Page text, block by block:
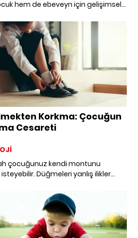
hem de ebeveyn için gelişimsel
yerini güvene, oyuna ve
bırakmasına aracılık ederken;
desteği çocuğun bağımsızlaşma
güçlendirir.
Korkma: Çocuğun
Cesareti
çocuğunuz kendi montunu
Düğmeleri yanlış ilikler
bir köşesinde bir sızı
Aslında bu gururla karışık bir
Çünkü o küçücük “Ben yaparım”
bir ayrılığın başlangıcıdır.